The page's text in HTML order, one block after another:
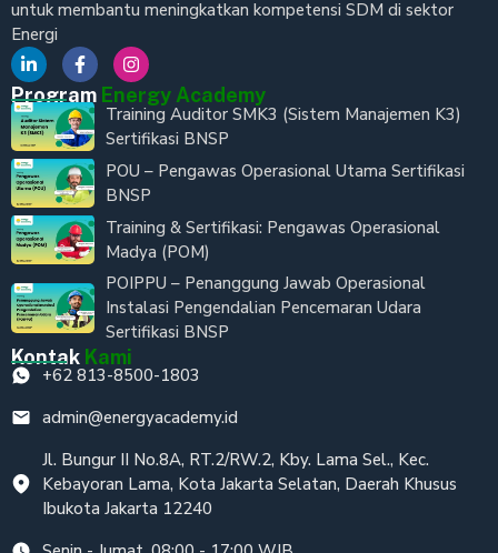
untuk membantu meningkatkan kompetensi SDM di sektor
Energi
Program Energy Academy
Training Auditor SMK3 (Sistem Manajemen K3)
Sertifikasi BNSP
POU – Pengawas Operasional Utama Sertifikasi
BNSP
Training & Sertifikasi: Pengawas Operasional
Madya (POM)
POIPPU – Penanggung Jawab Operasional
Instalasi Pengendalian Pencemaran Udara
Sertifikasi BNSP
Kontak Kami
+62 813-8500-1803
admin@energyacademy.id
Jl. Bungur II No.8A, RT.2/RW.2, Kby. Lama Sel., Kec.
Kebayoran Lama, Kota Jakarta Selatan, Daerah Khusus
Ibukota Jakarta 12240